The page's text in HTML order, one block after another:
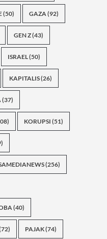
(50) GAZA(92)
GEN Z(43)
ISRAEL(50)
KAPITALIS(26)
(37)
KORUPSI (51)
(256)
(40)
PAJAK(74)